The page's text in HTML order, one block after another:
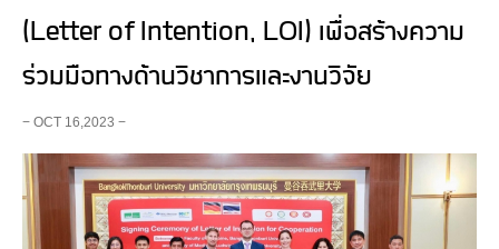
(Letter of Intention, LOI) เพื่อสร้างความ
ร่วมมือทางด้านวิชาการ​และงานวิจัย
− OCT 16,2023 −